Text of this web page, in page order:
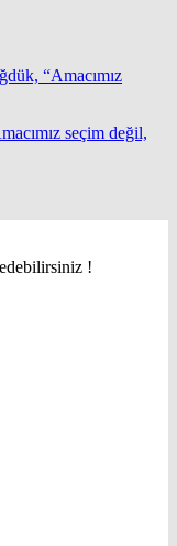
seçim değil,
!